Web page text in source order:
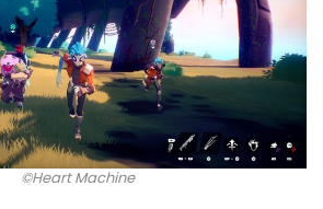
©Heart Machine